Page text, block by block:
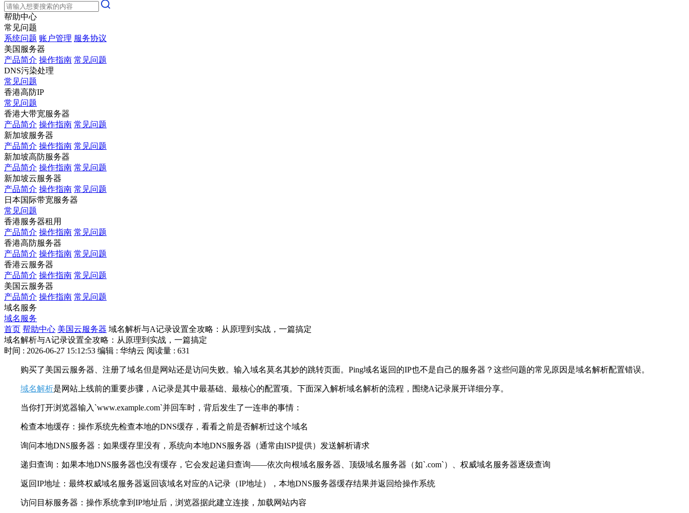
帮助中心
常见问题
系统问题 账户管理 服务协议
美国服务器
产品简介 操作指南 常见问题
DNS污染处理
常见问题
香港高防IP
常见问题
香港大带宽服务器
产品简介 操作指南 常见问题
新加坡服务器
产品简介 操作指南 常见问题
新加坡高防服务器
产品简介 操作指南 常见问题
新加坡云服务器
产品简介 操作指南 常见问题
日本国际带宽服务器
常见问题
香港服务器租用
产品简介 操作指南 常见问题
香港高防服务器
产品简介 操作指南 常见问题
香港云服务器
产品简介 操作指南 常见问题
美国云服务器
产品简介 操作指南 常见问题
域名服务
域名服务
首页 帮助中心 美国云服务器 域名解析与A记录设置全攻略：从原理到实战，一篇搞定
域名解析与A记录设置全攻略：从原理到实战，一篇搞定
时间 : 2026-06-27 15:12:53 编辑 : 华纳云 阅读量 : 631
购买了美国云服务器、注册了域名但是网站还是访问失败。输入域名莫名其妙的跳转页面。 Ping域名返回的IP也不是自己的服务器？这些问题的常见原因是域名解析配置错误。
域名解析是网站上线前的重要步骤， A记录是其中最基础、最核心的配置项。下面深入解析域名解析的流程，围绕A记录展开详细分享。
当你打开浏览器输入 `www.example.com`并回车时，背后发生了一连串的事情：
检查本地缓存：操作系统先检查本地的DNS缓存，看看之前是否解析过这个域名
询问本地DNS服务器：如果缓存里没有，系统向本地DNS服务器（通常由ISP提供）发送解析请求
递归查询：如果本地DNS服务器也没有缓存，它会发起递归查询——依次向根域名服务器、顶级域名服务器（如`.com`）、权威域名服务器逐级查询
返回IP地址：最终权威域名服务器返回该域名对应的A记录（IP地址），本地DNS服务器缓存结果并返回给操作系统
访问目标服务器：操作系统拿到 IP地址后，浏览器据此建立连接，加载网站内容